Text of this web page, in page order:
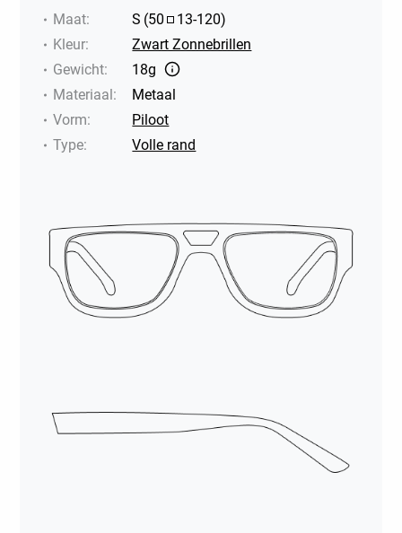
Maat: S (50 13-120)
Kleur:
Zwart Zonnebrillen
Gewicht:
18g
Materiaal:
Metaal
Vorm:
Piloot
Type: Volle rand